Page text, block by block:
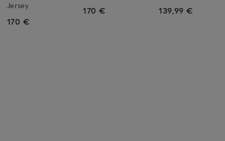
Jersey
170 €
170 € 139,99 €